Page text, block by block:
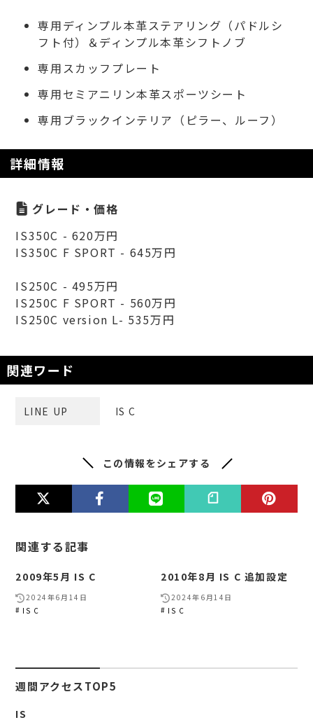
専用ディンプル本革ステアリング（パドルシ
フト付）＆ディンプル本革シフトノブ
専用スカッフプレート
専用セミアニリン本革スポーツシート
専用ブラックインテリア（ピラー、ルーフ）
詳細情報
グレード・価格
IS350C - 620万円
IS350C F SPORT - 645万円
IS250C - 495万円
IS250C F SPORT - 560万円
IS250C version L- 535万円
関連ワード
LINE UP IS C
この情報をシェアする
関連する記事
2009年5月 IS C
2024年6月14日
IS C
2010年8月 IS C 追加設定
2024年6月14日
IS C
週間アクセスTOP5
IS